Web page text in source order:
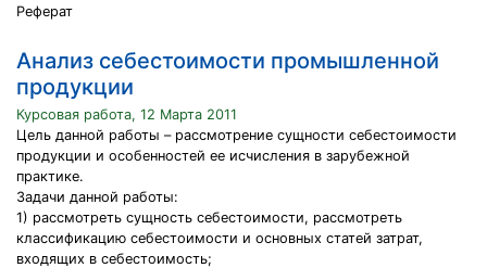
Реферат
Анализ себестоимости промышленной
продукции
Курсовая работа, 12 Марта 2011
Цель данной работы – рассмотрение сущности себестоимости
продукции и особенностей ее исчисления в зарубежной
практике.
Задачи данной работы:
1) рассмотреть сущность себестоимости, рассмотреть
классификацию себестоимости и основных статей затрат,
входящих в себестоимость;